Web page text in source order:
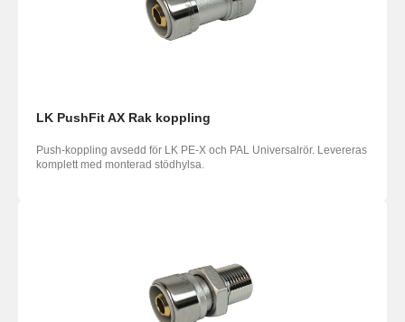
LK PushFit AX Rak koppling
Push-koppling avsedd för LK PE-X och PAL Universalrör. Levereras
komplett med monterad stödhylsa.